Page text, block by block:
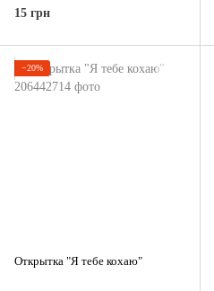
15 грн
−20%
Открытка "Я тебе кохаю"